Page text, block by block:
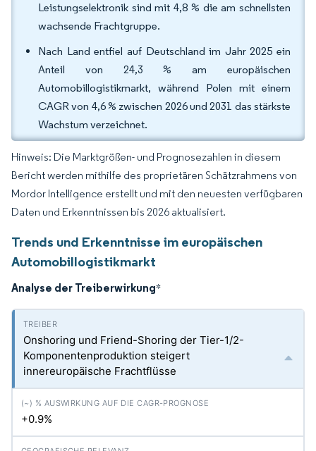
Leistungselektronik sind mit 4,8 % die am schnellsten
wachsende Frachtgruppe.
Nach Land entfiel auf Deutschland im Jahr 2025 ein
Anteil von 24,3 % am europäischen
Automobillogistikmarkt, während Polen mit einem
CAGR von 4,6 % zwischen 2026 und 2031 das stärkste
Wachstum verzeichnet.
Hinweis: Die Marktgrößen- und Prognosezahlen in diesem
Bericht werden mithilfe des proprietären Schätzrahmens von
Mordor Intelligence erstellt und mit den neuesten verfügbaren
Daten und Erkenntnissen bis 2026 aktualisiert.
Trends und Erkenntnisse im europäischen
Automobillogistikmarkt
Analyse der Treiberwirkung*
Onshoring und Friend-Shoring der Tier-1/2-
Komponentenproduktion steigert
innereuropäische Frachtflüsse
+0.9%